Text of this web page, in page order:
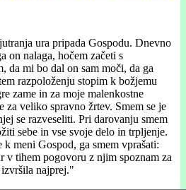
ura pripada Gospodu. Dnevno
on nalaga, hočem začeti s
da mi bo dal on sam moči, da ga
razpoloženju stopim k božjemu
zame in za moje malenkostne
za veliko spravno žrtev. Smem se je
se razveseliti. Pri darovanju smem
sebe in vse svoje delo in trpljenje.
meni Gospod, ga smem vprašati:
v tihem pogovoru z njim spoznam za
najprej."